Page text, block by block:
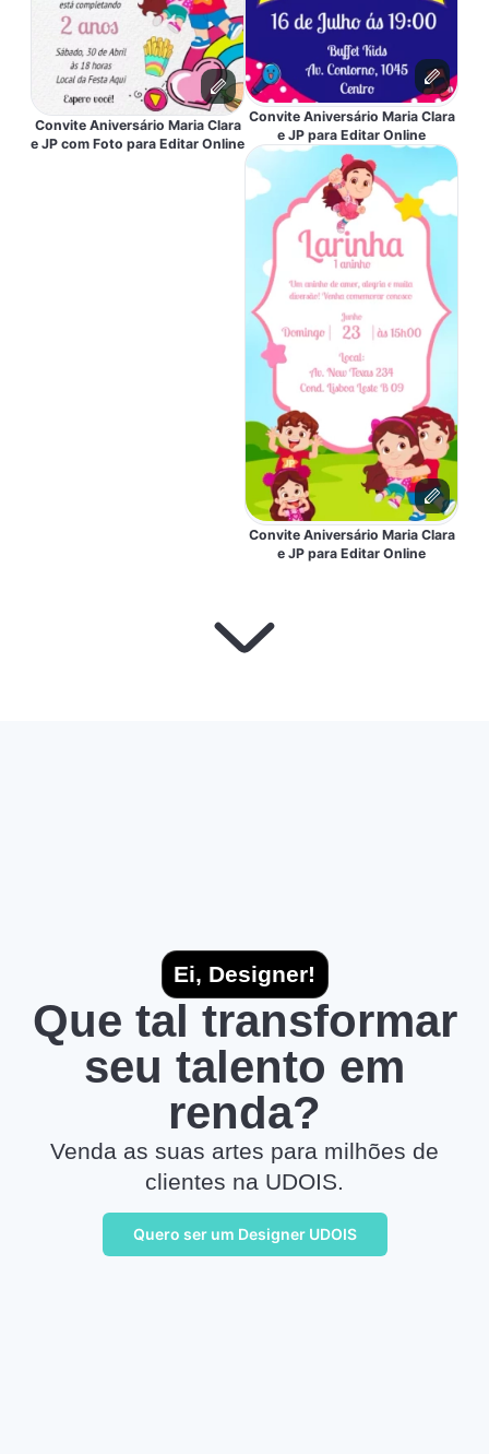
Convite Aniversário Maria Clara
e JP com Foto para Editar Online
Convite Aniversário Maria Clara
e JP para Editar Online
Convite Aniversário Maria Clara
e JP para Editar Online
Ei, Designer!
Que tal transformar
seu talento em
renda?
Venda as suas artes para milhões de
clientes na UDOIS.
Quero ser um Designer UDOIS